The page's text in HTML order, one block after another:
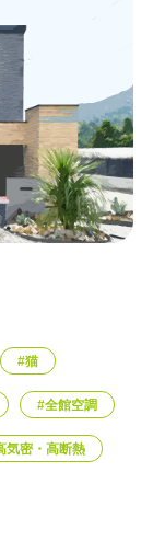
#猫
#全館空調
気密・高断熱